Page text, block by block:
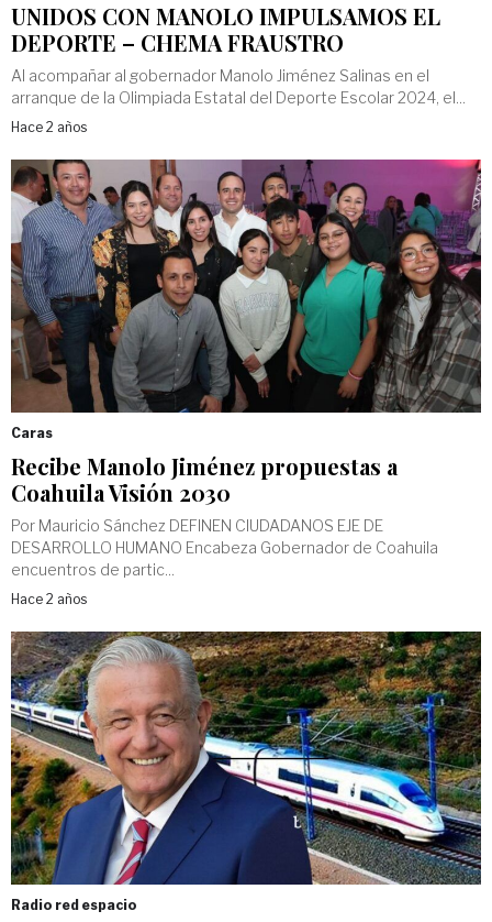
UNIDOS CON MANOLO IMPULSAMOS EL
DEPORTE – CHEMA FRAUSTRO
Al acompañar al gobernador Manolo Jiménez Salinas en el
arranque de la Olimpiada Estatal del Deporte Escolar 2024, el...
Hace 2 años
Caras
Recibe Manolo Jiménez propuestas a
Coahuila Visión 2030
Por Mauricio Sánchez DEFINEN CIUDADANOS EJE DE
DESARROLLO HUMANO Encabeza Gobernador de Coahuila
encuentros de partic...
Hace 2 años
Radio red espacio